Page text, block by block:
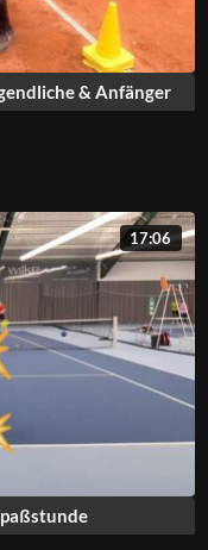
& Anfänger
17:06